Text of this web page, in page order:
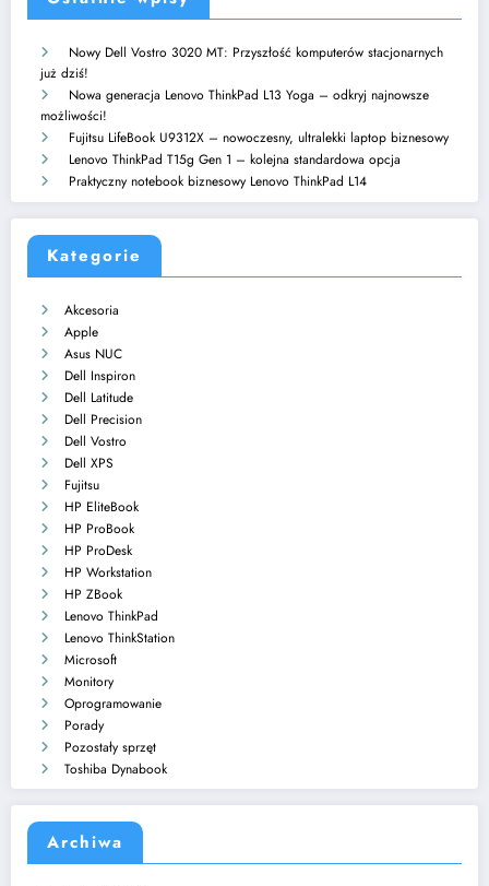
Nowy Dell Vostro 3020 MT: Przyszłość komputerów stacjonarnych
już dziś!
Nowa generacja Lenovo ThinkPad L13 Yoga – odkryj najnowsze
możliwości!
Fujitsu LifeBook U9312X – nowoczesny, ultralekki laptop biznesowy
Lenovo ThinkPad T15g Gen 1 – kolejna standardowa opcja
Praktyczny notebook biznesowy Lenovo ThinkPad L14
Kategorie
Akcesoria
Apple
Asus NUC
Dell Inspiron
Dell Latitude
Dell Precision
Dell Vostro
Dell XPS
Fujitsu
HP EliteBook
HP ProBook
HP ProDesk
HP Workstation
HP ZBook
Lenovo ThinkPad
Lenovo ThinkStation
Microsoft
Monitory
Oprogramowanie
Porady
Pozostały sprzęt
Toshiba Dynabook
Archiwa